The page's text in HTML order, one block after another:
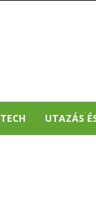
TECH UTAZÁS